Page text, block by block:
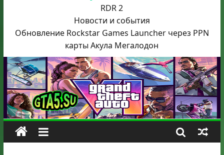
RDR 2
Новости и события
Обновление Rockstar Games Launcher через PPN
карты Акула Мегалодон